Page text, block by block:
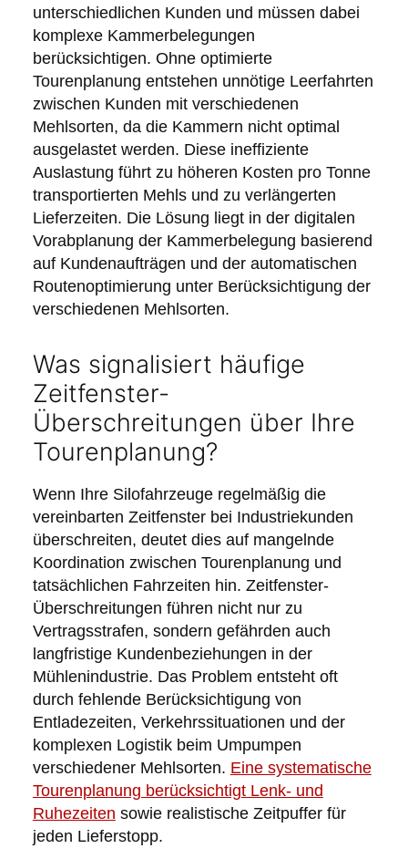
unterschiedlichen Kunden und müssen dabei
komplexe Kammerbelegungen
berücksichtigen. Ohne optimierte
Tourenplanung entstehen unnötige Leerfahrten
zwischen Kunden mit verschiedenen
Mehlsorten, da die Kammern nicht optimal
ausgelastet werden. Diese ineffiziente
Auslastung führt zu höheren Kosten pro Tonne
transportierten Mehls und zu verlängerten
Lieferzeiten. Die Lösung liegt in der digitalen
Vorabplanung der Kammerbelegung basierend
auf Kundenaufträgen und der automatischen
Routenoptimierung unter Berücksichtigung der
verschiedenen Mehlsorten.
Was signalisiert häufige
Zeitfenster-
Überschreitungen über Ihre
Tourenplanung?
Wenn Ihre Silofahrzeuge regelmäßig die
vereinbarten Zeitfenster bei Industriekunden
überschreiten, deutet dies auf mangelnde
Koordination zwischen Tourenplanung und
tatsächlichen Fahrzeiten hin. Zeitfenster-
Überschreitungen führen nicht nur zu
Vertragsstrafen, sondern gefährden auch
langfristige Kundenbeziehungen in der
Mühlenindustrie. Das Problem entsteht oft
durch fehlende Berücksichtigung von
Entladezeiten, Verkehrssituationen und der
komplexen Logistik beim Umpumpen
verschiedener Mehlsorten. Eine systematische
Tourenplanung berücksichtigt Lenk- und
Ruhezeiten sowie realistische Zeitpuffer für
jeden Lieferstopp.